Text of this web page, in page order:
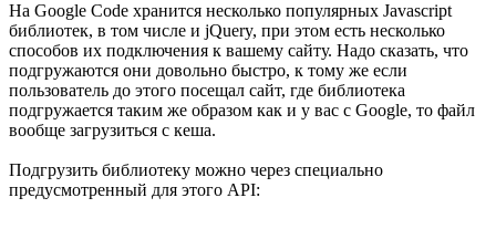
На Google Code хранится несколько популярных Javascript
библиотек, в том числе и jQuery, при этом есть несколько
способов их подключения к вашему сайту. Надо сказать, что
подгружаются они довольно быстро, к тому же если
пользователь до этого посещал сайт, где библиотека
подгружается таким же образом как и у вас с Google, то файл
вообще загрузиться с кеша.
Подгрузить библиотеку можно через специально
предусмотренный для этого API: